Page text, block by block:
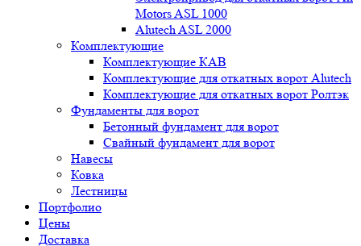
Motors ASL 1000
Alutech ASL 2000
Комплектующие
Комплектующие КАВ
Комплектующие для откатных ворот Alutech
Комплектующие для откатных ворот Ролтэк
Фундаменты для ворот
Бетонный фундамент для ворот
Свайный фундамент для ворот
Навесы
Ковка
Лестницы
Портфолио
Цены
Доставка